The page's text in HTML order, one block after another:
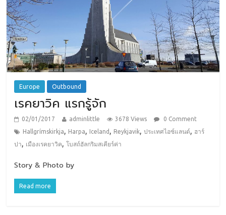
Europe Outbound
เรคยาวิค แรกรู้จัก
02/01/2017 adminlittle 3678 Views
0 Comment
Hallgrímskirkja, Harpa, Iceland , Reykjavik,ประเทศไอซ์แลนด์, ฮาร์
ปา, เมืองเรคยาวิค,โบสถ์ฮัลกริมสเคียร์ค่า
Story & Photo by
Read more